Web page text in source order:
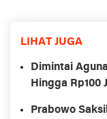
LIHAT JUGA
Dimintai
Hingga Rp100
Prabowo